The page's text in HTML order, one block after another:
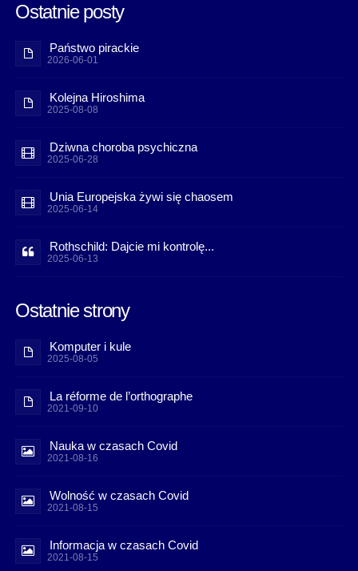
Ostatnie posty
Państwo pirackie
2026-06-01
Kolejna Hiroshima
2025-08-08
Dziwna choroba psychiczna
2025-06-28
Unia Europejska żywi się chaosem
2025-06-14
Rothschild: Dajcie mi kontrolę...
2025-06-13
Ostatnie strony
Komputer i kule
2025-08-05
La réforme de l’orthographe
2021-09-10
Nauka w czasach Covid
2021-08-16
Wolność w czasach Covid
2021-08-15
Informacja w czasach Covid
2021-08-15